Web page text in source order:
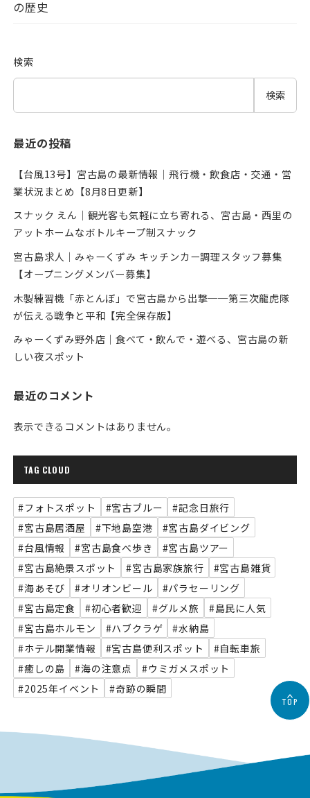
の歴史
検索
検索
最近の投稿
【台風13号】宮古島の最新情報｜飛行機・飲食店・交通・営
業状況まとめ【8月8日更新】
スナック えん｜観光客も気軽に立ち寄れる、宮古島・西里の
アットホームなボトルキープ制スナック
宮古島求人｜みゃーくずみ キッチンカー調理スタッフ募集
【オープニングメンバー募集】
木製練習機「赤とんぼ」で宮古島から出撃──第三次龍虎隊
が伝える戦争と平和【完全保存版】
みゃーくずみ野外店｜食べて・飲んで・遊べる、宮古島の新
しい夜スポット
最近のコメント
表示できるコメントはありません。
TAG CLOUD
#フォトスポット #宮古ブルー
#記念日旅行
#宮古島居酒屋
#下地島空港
#宮古島ダイビング
#台風情報
#宮古島食べ歩き
#宮古島ツアー
#宮古島絶景スポット
#宮古島家族旅行
#宮古島雑貨
#海あそび
#オリオンビール
#パラセーリング
#宮古島定食
#初心者歓迎 #グルメ旅
#島民に人気
#宮古島ホルモン
#ハブクラゲ
#水納島
#ホテル開業情報
#宮古島便利スポット
#自転車旅
#癒しの島
#海の注意点
#ウミガメスポット
#2025年イベント
#奇跡の瞬間
TOP